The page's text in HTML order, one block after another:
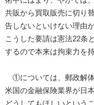
共販から買取販売に切り
告しないといけない理由
こうした要請は憲法22条
するので本来は拘束力を
①については、郵政解体
米国の金融保険業界が日
どうしてもほしいという